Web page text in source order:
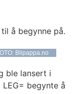
Blipappa.no
ble lansert i
begynte å